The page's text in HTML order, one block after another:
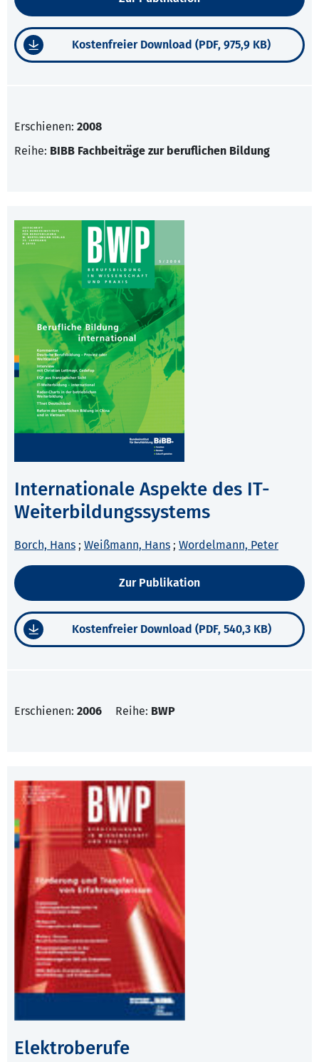
Kostenfreier Download (PDF, 975,9 KB)
Erschienen: 2008
Reihe: BIBB Fachbeiträge zur beruflichen Bildung
Internationale Aspekte des IT-
Weiterbildungssystems
Borch, Hans ; Weißmann, Hans ; Wordelmann, Peter
Zur Publikation
Kostenfreier Download (PDF, 540,3 KB)
Erschienen: 2006 Reihe: BWP
Elektroberufe